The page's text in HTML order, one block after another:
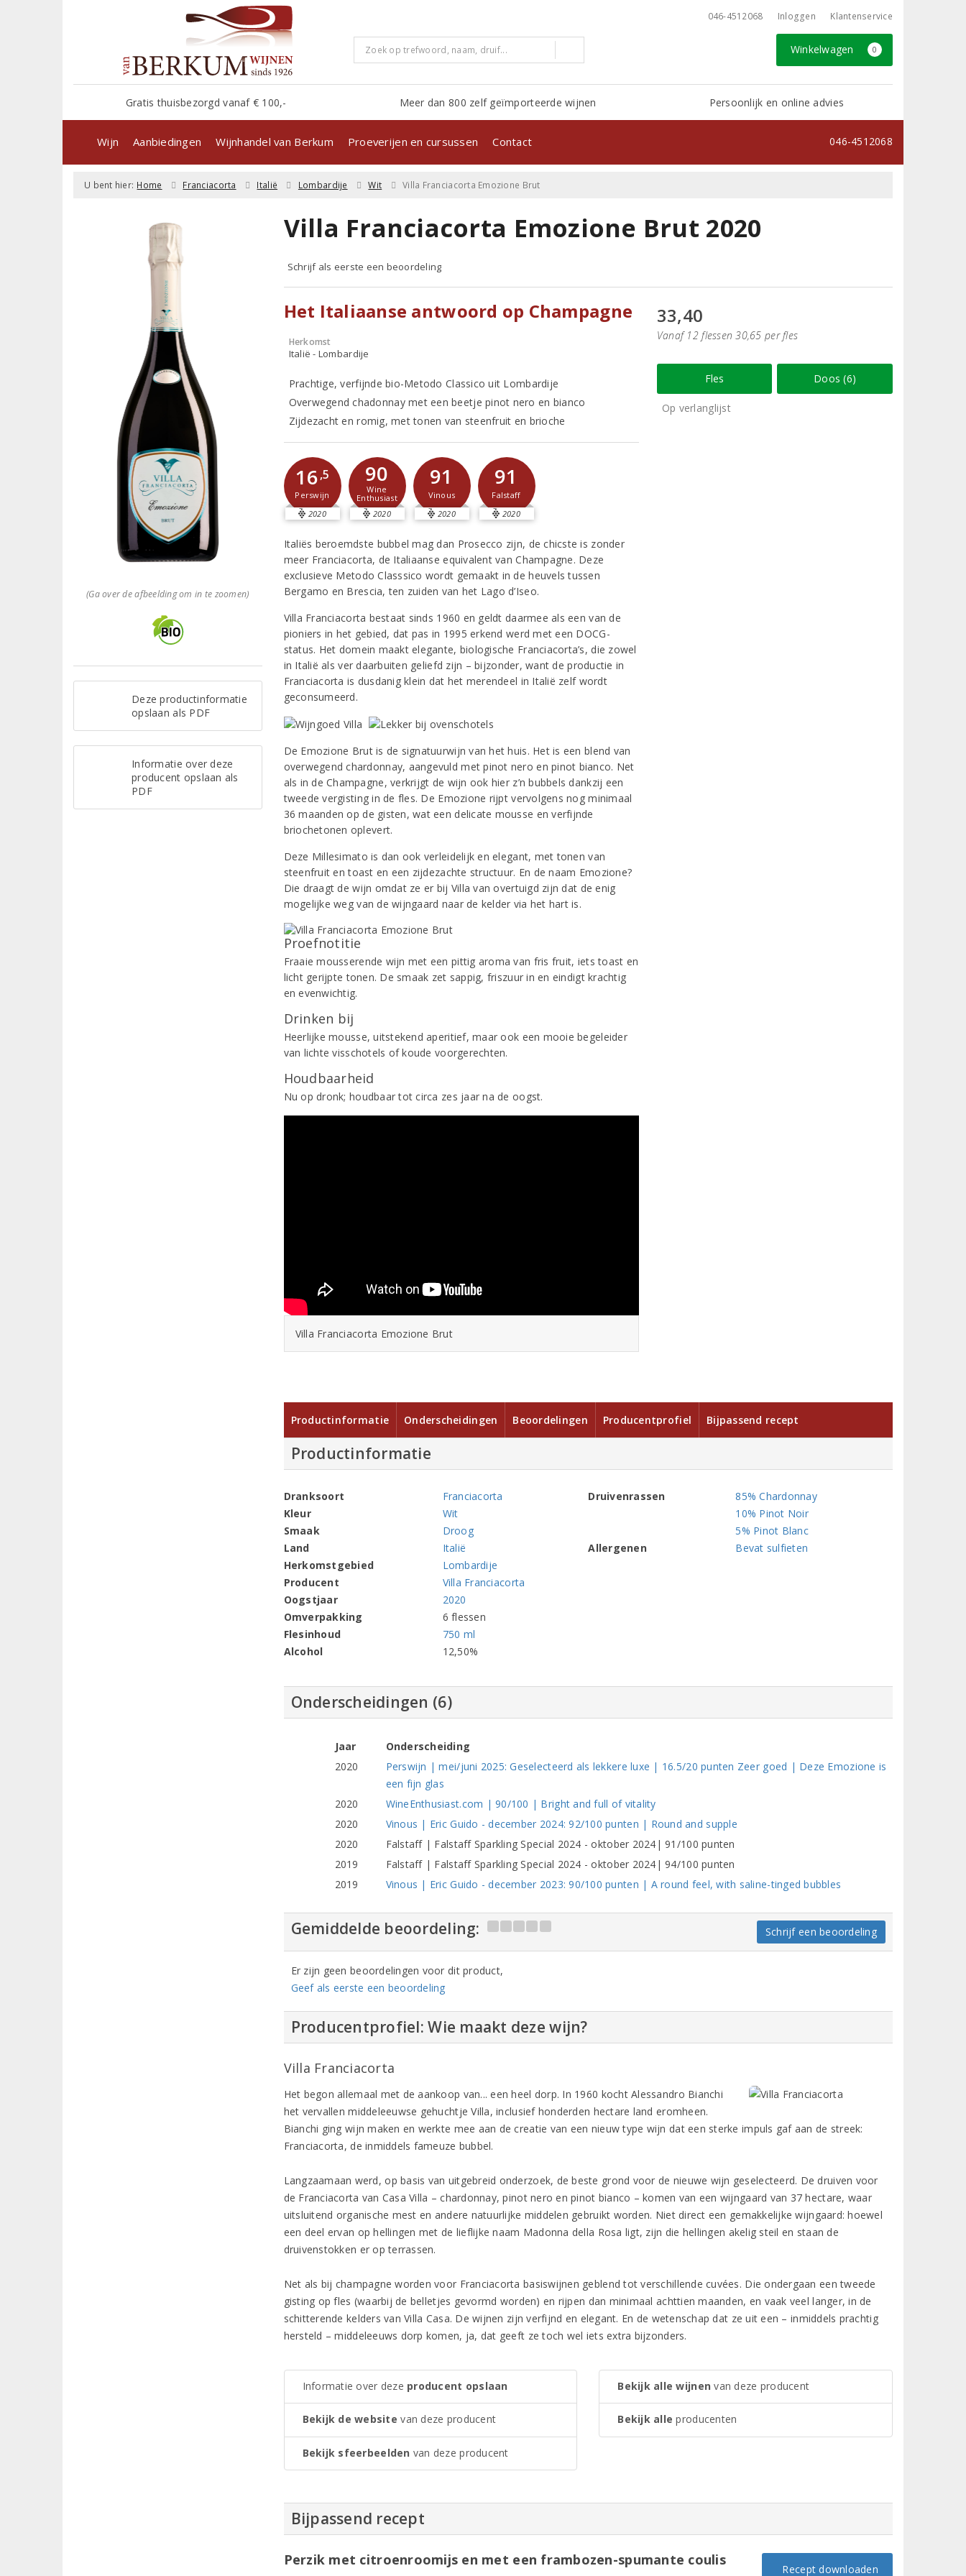
046-4512068 Inloggen Klantenservice
Winkelwagen 0
Gratis thuisbezorgd vanaf € 100,- Meer dan 800 zelf geïmporteerde wijnen Persoonlijk en online advies
Wijn Aanbiedingen Wijnhandel van Berkum Proeverijen en cursussen Contact 046-4512068
U bent hier: Home Franciacorta Italië Lombardije Wit Villa Franciacorta Emozione Brut
(Ga over de afbeelding om in te zoomen)
Deze productinformatie
opslaan als PDF
Informatie over deze
producent opslaan als
PDF
Villa Franciacorta Emozione Brut 2020
Schrijf als eerste een beoordeling
Het Italiaanse antwoord op Champagne
Herkomst
Italië - Lombardije
Prachtige, verfijnde bio-Metodo Classico uit Lombardije
Overwegend chadonnay met een beetje pinot nero en bianco
Zijdezacht en romig, met tonen van steenfruit en brioche
16,5
Perswijn
2020
90
Wine
Enthusiast
2020
91
Vinous
2020
91
Falstaff
2020
Italiës beroemdste bubbel mag dan Prosecco zijn, de chicste is zonder
meer Franciacorta, de Italiaanse equivalent van Champagne. Deze
exclusieve Metodo Classsico wordt gemaakt in de heuvels tussen
Bergamo en Brescia, ten zuiden van het Lago d’Iseo.
Villa Franciacorta bestaat sinds 1960 en geldt daarmee als een van de
pioniers in het gebied, dat pas in 1995 erkend werd met een DOCG-
status. Het domein maakt elegante, biologische Franciacorta’s, die zowel
in Italië als ver daarbuiten geliefd zijn – bijzonder, want de productie in
Franciacorta is dusdanig klein dat het merendeel in Italië zelf wordt
geconsumeerd.
De Emozione Brut is de signatuurwijn van het huis. Het is een blend van
overwegend chardonnay, aangevuld met pinot nero en pinot bianco. Net
als in de Champagne, verkrijgt de wijn ook hier z’n bubbels dankzij een
tweede vergisting in de fles. De Emozione rijpt vervolgens nog minimaal
36 maanden op de gisten, wat een delicate mousse en verfijnde
briochetonen oplevert.
Deze Millesimato is dan ook verleidelijk en elegant, met tonen van
steenfruit en toast en een zijdezachte structuur. En de naam Emozione?
Die draagt de wijn omdat ze er bij Villa van overtuigd zijn dat de enig
mogelijke weg van de wijngaard naar de kelder via het hart is.
Proefnotitie
Fraaie mousserende wijn met een pittig aroma van fris fruit, iets toast en
licht gerijpte tonen. De smaak zet sappig, friszuur in en eindigt krachtig
en evenwichtig.
Drinken bij
Heerlijke mousse, uitstekend aperitief, maar ook een mooie begeleider
van lichte visschotels of koude voorgerechten.
Houdbaarheid
Nu op dronk; houdbaar tot circa zes jaar na de oogst.
Villa Franciacorta Emozione Brut
33,40
Vanaf 12 flessen 30,65 per fles
Fles Doos (6)
Op verlanglijst
Productinformatie Onderscheidingen Beoordelingen Producentprofiel Bijpassend recept
Productinformatie
Dranksoort
Franciacorta
Kleur
Wit
Smaak
Droog
Land
Italië
Herkomstgebied
Lombardije
Producent
Villa Franciacorta
Oogstjaar
2020
Omverpakking
6 flessen
Flesinhoud
750 ml
Alcohol
12,50%
Druivenrassen
85% Chardonnay
10% Pinot Noir
5% Pinot Blanc
Allergenen
Bevat sulfieten
Onderscheidingen (6)
Jaar
Onderscheiding
2020
Perswijn | mei/juni 2025: Geselecteerd als lekkere luxe | 16.5/20 punten Zeer goed | Deze Emozione is
een fijn glas
2020
WineEnthusiast.com | 90/100 | Bright and full of vitality
2020
Vinous | Eric Guido - december 2024: 92/100 punten | Round and supple
2020
Falstaff | Falstaff Sparkling Special 2024 - oktober 2024| 91/100 punten
2019
Falstaff | Falstaff Sparkling Special 2024 - oktober 2024| 94/100 punten
2019
Vinous | Eric Guido - december 2023: 90/100 punten | A round feel, with saline-tinged bubbles
Gemiddelde beoordeling: Schrijf een beoordeling
Er zijn geen beoordelingen voor dit product,
Geef als eerste een beoordeling
Producentprofiel: Wie maakt deze wijn?
Villa Franciacorta
Het begon allemaal met de aankoop van... een heel dorp. In 1960 kocht Alessandro Bianchi
het vervallen middeleeuwse gehuchtje Villa, inclusief honderden hectare land eromheen.
Bianchi ging wijn maken en werkte mee aan de creatie van een nieuw type wijn dat een sterke impuls gaf aan de streek:
Franciacorta, de inmiddels fameuze bubbel.
Langzaamaan werd, op basis van uitgebreid onderzoek, de beste grond voor de nieuwe wijn geselecteerd. De druiven voor
de Franciacorta van Casa Villa – chardonnay, pinot nero en pinot bianco – komen van een wijngaard van 37 hectare, waar
uitsluitend organische mest en andere natuurlijke middelen gebruikt worden. Niet direct een gemakkelijke wijngaard: hoewel
een deel ervan op hellingen met de lieflijke naam Madonna della Rosa ligt, zijn die hellingen akelig steil en staan de
druivenstokken er op terrassen.
Net als bij champagne worden voor Franciacorta basiswijnen geblend tot verschillende cuvées. Die ondergaan een tweede
gisting op fles (waarbij de belletjes gevormd worden) en rijpen dan minimaal achttien maanden, en vaak veel langer, in de
schitterende kelders van Villa Casa. De wijnen zijn verfijnd en elegant. En de wetenschap dat ze uit een – inmiddels prachtig
hersteld – middeleeuws dorp komen, ja, dat geeft ze toch wel iets extra bijzonders.
Informatie over deze producent opslaan
Bekijk de website van deze producent
Bekijk sfeerbeelden van deze producent
Bekijk alle wijnen van deze producent
Bekijk alle producenten
Bijpassend recept
Perzik met citroenroomijs en met een frambozen-spumante coulis
Recept downloaden